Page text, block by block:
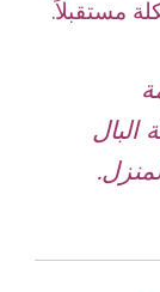
مستقبلاً.
البال